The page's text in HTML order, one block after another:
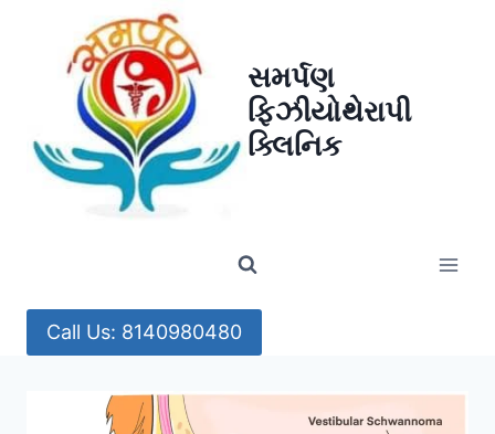
સમર્પણ
ફિઝીયોથેરાપી
ક્લિનિક
Call Us: 8140980480